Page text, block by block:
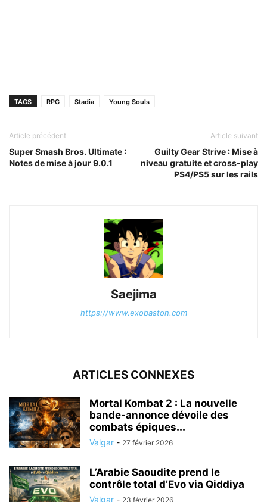
TAGS RPG Stadia Young Souls
Article précédent
Super Smash Bros. Ultimate :
Notes de mise à jour 9.0.1
Article suivant
Guilty Gear Strive : Mise à
niveau gratuite et cross-play
PS4/PS5 sur les rails
Saejima
https://www.exobaston.com
ARTICLES CONNEXES
Mortal Kombat 2 : La nouvelle
bande-annonce dévoile des
combats épiques...
Valgar - 27 février 2026
L’Arabie Saoudite prend le
contrôle total d’Evo via Qiddiya
Valgar - 23 février 2026